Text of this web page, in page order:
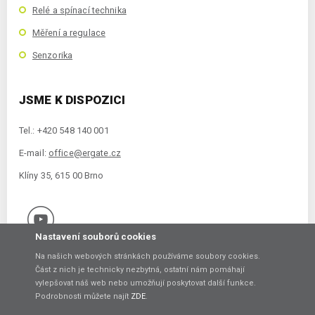
Relé a spínací technika
Měření a regulace
Senzorika
JSME K DISPOZICI
Tel.: +420 548 140 001
E-mail: office@ergate.cz
Klíny 35, 615 00 Brno
Copyright © 2021 ERGATE Automation s.r.o., Klíny 35, 61500 Brno
Nastavení souborů cookies
Na našich webových stránkách používáme soubory cookies.
Část z nich je technicky nezbytná, ostatní nám pomáhají
vylepšovat náš web nebo umožňují poskytovat další funkce.
Podrobnosti můžete najít ZDE.